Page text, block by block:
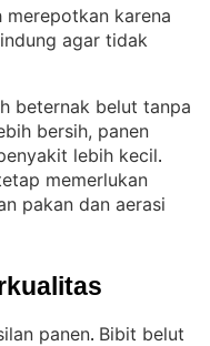
merepotkan karena
agar tidak
beternak belut tanpa
bersih, panen
lebih kecil
memerlukan
pakan dan aerasi
panen. Bibit belut